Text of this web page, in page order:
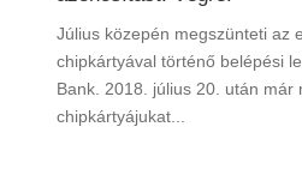
Július közepén megszünteti az
chipkártyával történő belépési
Bank. 2018. július 20. után már
chipkártyájukat...